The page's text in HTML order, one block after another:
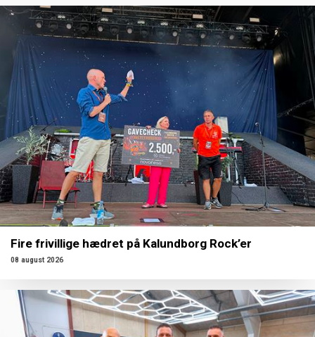
Fire frivillige hædret på Kalundborg Rock’er
08 august 2026